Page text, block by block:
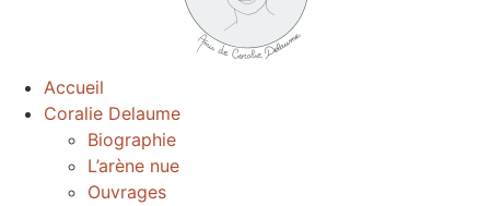
Accueil
Coralie Delaume
Biographie
L’arène nue
Ouvrages